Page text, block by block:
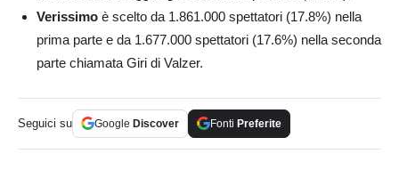
Verissimo è scelto da 1.861.000 spettatori (17.8%) nella
prima parte e da 1.677.000 spettatori (17.6%) nella seconda
parte chiamata Giri di Valzer.
Seguici su Google Discover Fonti Preferite